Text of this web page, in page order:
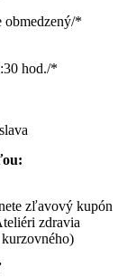
obmedzený/*
hod./*
zľavový kupón
zdravia
kurzovného)